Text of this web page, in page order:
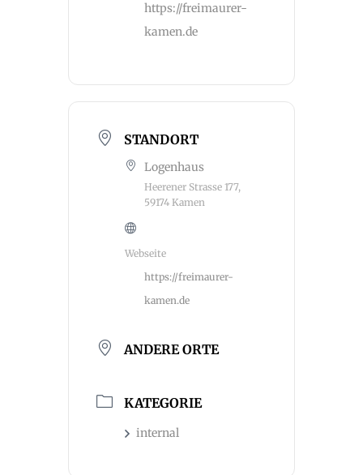
https://freimaurer-
kamen.de
STANDORT
Logenhaus
Heerener Strasse 177,
59174 Kamen
Webseite
https://freimaurer-
kamen.de
ANDERE ORTE
KATEGORIE
internal